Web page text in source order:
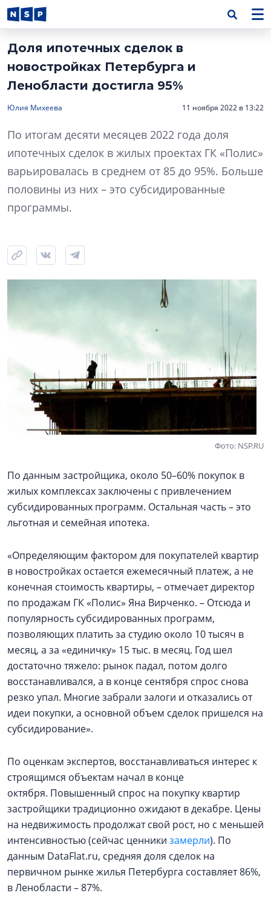
Доля ипотечных сделок в
новостройках Петербурга и
Ленобласти достигла 95%
Юлия Михеева 11 ноября 2022 в 13:22
По итогам десяти месяцев 2022 года доля
ипотечных сделок в жилых проектах ГК «Полис»
варьировалась в среднем от 85 до 95%. Больше
половины из них – это субсидированные
программы.
Фото: NSP.RU
По данным застройщика, около 50–60% покупок в
жилых комплексах заключены с привлечением
субсидированных программ. Остальная часть ­– это
льготная и семейная ипотека.
«Определяющим фактором для покупателей квартир
в новостройках остается ежемесячный платеж, а не
конечная стоимость квартиры, – отмечает директор
по продажам ГК «Полис» Яна Вирченко. – Отсюда и
популярность субсидированных программ,
позволяющих платить за студию около 10 тысяч в
месяц, а за «единичку» 15 тыс. в месяц. Год шел
достаточно тяжело: рынок падал, потом долго
восстанавливался, а в конце сентября спрос снова
резко упал. Многие забрали залоги и отказались от
идеи покупки, а основной объем сделок пришелся на
субсидирование».
По оценкам экспертов, восстанавливаться интерес к
строящимся объектам начал в конце
октября. Повышенный спрос на покупку квартир
застройщики традиционно ожидают в декабре. Цены
на недвижимость продолжат свой рост, но с меньшей
интенсивностью (сейчас ценники замерли). По
данным DataFlat.ru, средняя доля сделок на
первичном рынке жилья Петербурга составляет 86%,
в Ленобласти – 87%.